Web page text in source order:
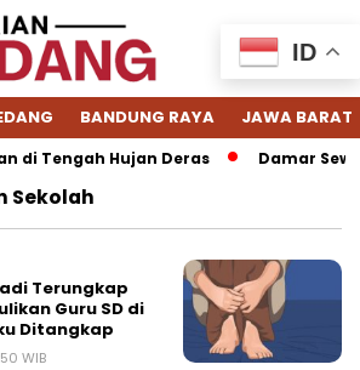
BANDUNG RAYA JAWA BARAT
di Tengah Hujan Deras Damar
Sekolah
Terungkap
Guru SD di
Ditangkap
WIB
ID